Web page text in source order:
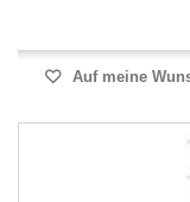
Auf meine